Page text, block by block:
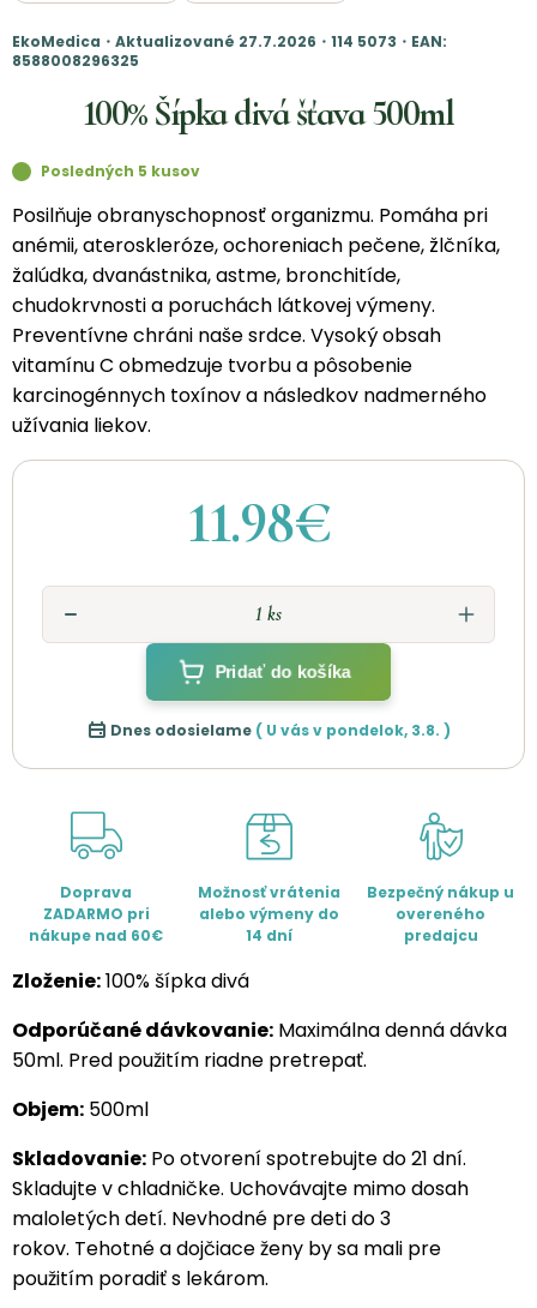
EkoMedica・Aktualizované 27.7.2026・114 5073・EAN:
8588008296325
100% Šípka divá šťava 500ml
Posledných 5 kusov
Posilňuje obranyschopnosť organizmu. Pomáha pri
anémii, ateroskleróze, ochoreniach pečene, žlčníka,
žalúdka, dvanástnika, astme, bronchitíde,
chudokrvnosti a poruchách látkovej výmeny.
Preventívne chráni naše srdce. Vysoký obsah
vitamínu C obmedzuje tvorbu a pôsobenie
karcinogénnych toxínov a následkov nadmerného
užívania liekov.
11.98€
Pridať do košíka
Dnes odosielame ( U vás v pondelok, 3.8. )
Doprava
ZADARMO pri
nákupe nad 60€
Možnosť vrátenia
alebo výmeny do
14 dní
Bezpečný nákup u
overeného
predajcu
Zloženie:100% šípka divá
Odporúčané dávkovanie: Maximálna denná dávka
50ml. Pred použitím riadne pretrepať.
Objem: 500ml
Skladovanie: Po otvorení spotrebujte do 21 dní.
Skladujte v chladničke. Uchovávajte mimo dosah
maloletých detí. Nevhodné pre deti do 3
rokov. Tehotné a dojčiace ženy by sa mali pre
použitím poradiť s lekárom.